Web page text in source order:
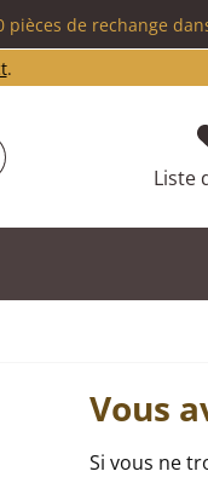
pièces de rechange
.
Liste
Vous
Si vous ne